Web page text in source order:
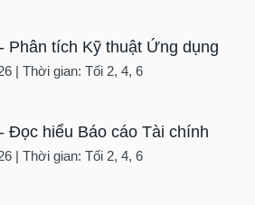
Phân tích Kỹ thuật Ứng dụng
| Thời gian: Tối 2, 4, 6
Đọc hiểu Báo cáo Tài chính
| Thời gian: Tối 2, 4, 6